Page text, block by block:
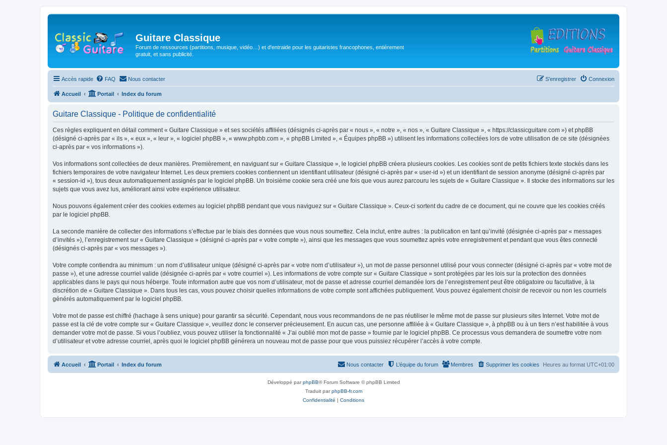
Guitare Classique
Forum de ressources (partitions, musique, vidéo…) et d'entraide pour les guitaristes francophones, entièrement
gratuit, et sans publicité.
Accès rapide FAQ Nous contacter Connexion
S’enregistrer
Accueil Portail Index du forum
Guitare Classique - Politique de confidentialité
Ces règles expliquent en détail comment « Guitare Classique » et ses sociétés affiliées (désignés ci-après par « nous », « notre », « nos », « Guitare Classique », « https://classicguitare.com ») et phpBB
(désigné ci-après par « ils », « eux », « leur », « logiciel phpBB », « www.phpbb.com », « phpBB Limited », « Équipes phpBB ») utilisent les informations collectées lors de votre utilisation de ce site (désignées
ci-après par « vos informations »).
Vos informations sont collectées de deux manières. Premièrement, en naviguant sur « Guitare Classique », le logiciel phpBB créera plusieurs cookies. Les cookies sont de petits fichiers texte stockés dans les
fichiers temporaires de votre navigateur Internet. Les deux premiers cookies contiennent un identifiant utilisateur (désigné ci-après par « user-id ») et un identifiant de session anonyme (désigné ci-après par
« session-id »), tous deux automatiquement assignés par le logiciel phpBB. Un troisième cookie sera créé une fois que vous aurez parcouru les sujets de « Guitare Classique ». Il stocke des informations sur les
sujets que vous avez lus, améliorant ainsi votre expérience utilisateur.
Nous pouvons également créer des cookies externes au logiciel phpBB pendant que vous naviguez sur « Guitare Classique ». Ceux-ci sortent du cadre de ce document, qui ne couvre que les cookies créés
par le logiciel phpBB.
La seconde manière de collecter des informations s’effectue par le biais des données que vous nous soumettez. Cela inclut, entre autres : la publication en tant qu’invité (désignée ci-après par « messages
d’invités »), l’enregistrement sur « Guitare Classique » (désigné ci-après par « votre compte »), ainsi que les messages que vous soumettez après votre enregistrement et pendant que vous êtes connecté
(désignés ci-après par « vos messages »).
Votre compte contiendra au minimum : un nom d’utilisateur unique (désigné ci-après par « votre nom d’utilisateur »), un mot de passe personnel utilisé pour vous connecter (désigné ci-après par « votre mot de
passe »), et une adresse courriel valide (désignée ci-après par « votre courriel »). Les informations de votre compte sur « Guitare Classique » sont protégées par les lois sur la protection des données
applicables dans le pays qui nous héberge. Toute information autre que vos nom d’utilisateur, mot de passe et adresse courriel demandée lors de l’enregistrement peut être obligatoire ou facultative, à la
discrétion de « Guitare Classique ». Dans tous les cas, vous pouvez choisir quelles informations de votre compte sont affichées publiquement. Vous pouvez également choisir de recevoir ou non les courriels
générés automatiquement par le logiciel phpBB.
Votre mot de passe est chiffré (hachage à sens unique) pour garantir sa sécurité. Cependant, nous vous recommandons de ne pas réutiliser le même mot de passe sur plusieurs sites Internet. Votre mot de
passe est la clé de votre compte sur « Guitare Classique », veuillez donc le conserver précieusement. En aucun cas, une personne affiliée à « Guitare Classique », à phpBB ou à un tiers n’est habilitée à vous
demander votre mot de passe. Si vous l’oubliez, vous pouvez utiliser la fonctionnalité « J’ai oublié mon mot de passe » fournie par le logiciel phpBB. Ce processus vous demandera de soumettre votre nom
d’utilisateur et votre adresse courriel, après quoi le logiciel phpBB générera un nouveau mot de passe pour que vous puissiez récupérer l’accès à votre compte.
Accueil Portail Index du forum Heures au format UTC+01:00
Supprimer les cookies
Membres
L’équipe du forum
Nous contacter
Développé parphpBB® Forum Software © phpBB Limited
Traduit parphpBB-fr.com
Confidentialité | Conditions